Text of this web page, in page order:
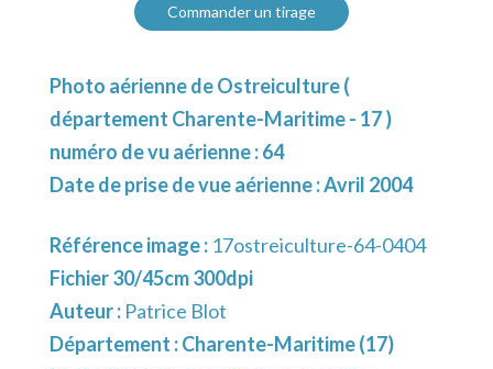
Commander un tirage
Photo aérienne de Ostreiculture (
département Charente-Maritime - 17 )
numéro de vu aérienne : 64
Date de prise de vue aérienne : Avril 2004
Référence image : 17ostreiculture-64-0404
Fichier 30/45cm 300dpi
Auteur : Patrice Blot
Département :Charente-Maritime (17)